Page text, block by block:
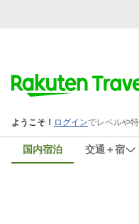
国内宿泊 交通＋宿